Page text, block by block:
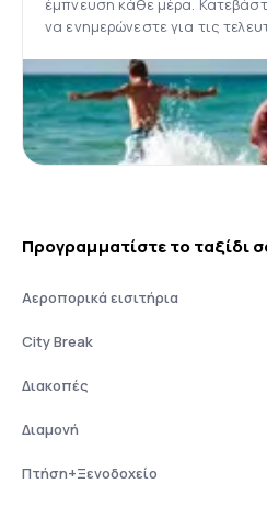
έμπνευση κάθε μέρα.
να ενημερώνεστε για τις
Προγραμματίστε το ταξίδι
Αεροπορικά εισιτήρια
City Break
Διακοπές
Διαμονή
Πτήση+Ξενοδοχείο